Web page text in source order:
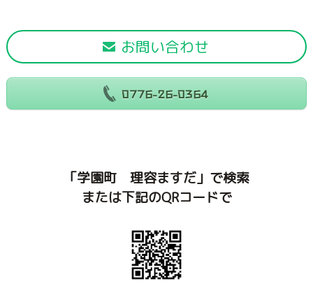
お問い合わせ
0776-26-0364
「学園町 理容ますだ」で検索
または下記のQRコードで